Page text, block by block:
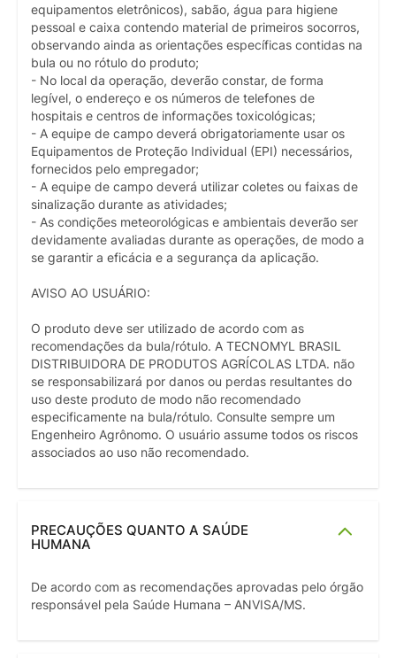
equipamentos eletrônicos), sabão, água para higiene
pessoal e caixa contendo material de primeiros socorros,
observando ainda as orientações específicas contidas na
bula ou no rótulo do produto;
- No local da operação, deverão constar, de forma
legível, o endereço e os números de telefones de
hospitais e centros de informações toxicológicas;
- A equipe de campo deverá obrigatoriamente usar os
Equipamentos de Proteção Individual (EPI) necessários,
fornecidos pelo empregador;
- A equipe de campo deverá utilizar coletes ou faixas de
sinalização durante as atividades;
- As condições meteorológicas e ambientais deverão ser
devidamente avaliadas durante as operações, de modo a
se garantir a eficácia e a segurança da aplicação.
AVISO AO USUÁRIO:
O produto deve ser utilizado de acordo com as
recomendações da bula/rótulo. A TECNOMYL BRASIL
DISTRIBUIDORA DE PRODUTOS AGRÍCOLAS LTDA. não
se responsabilizará por danos ou perdas resultantes do
uso deste produto de modo não recomendado
especificamente na bula/rótulo. Consulte sempre um
Engenheiro Agrônomo. O usuário assume todos os riscos
associados ao uso não recomendado.
PRECAUÇÕES QUANTO A SAÚDE
HUMANA
De acordo com as recomendações aprovadas pelo órgão
responsável pela Saúde Humana – ANVISA/MS.